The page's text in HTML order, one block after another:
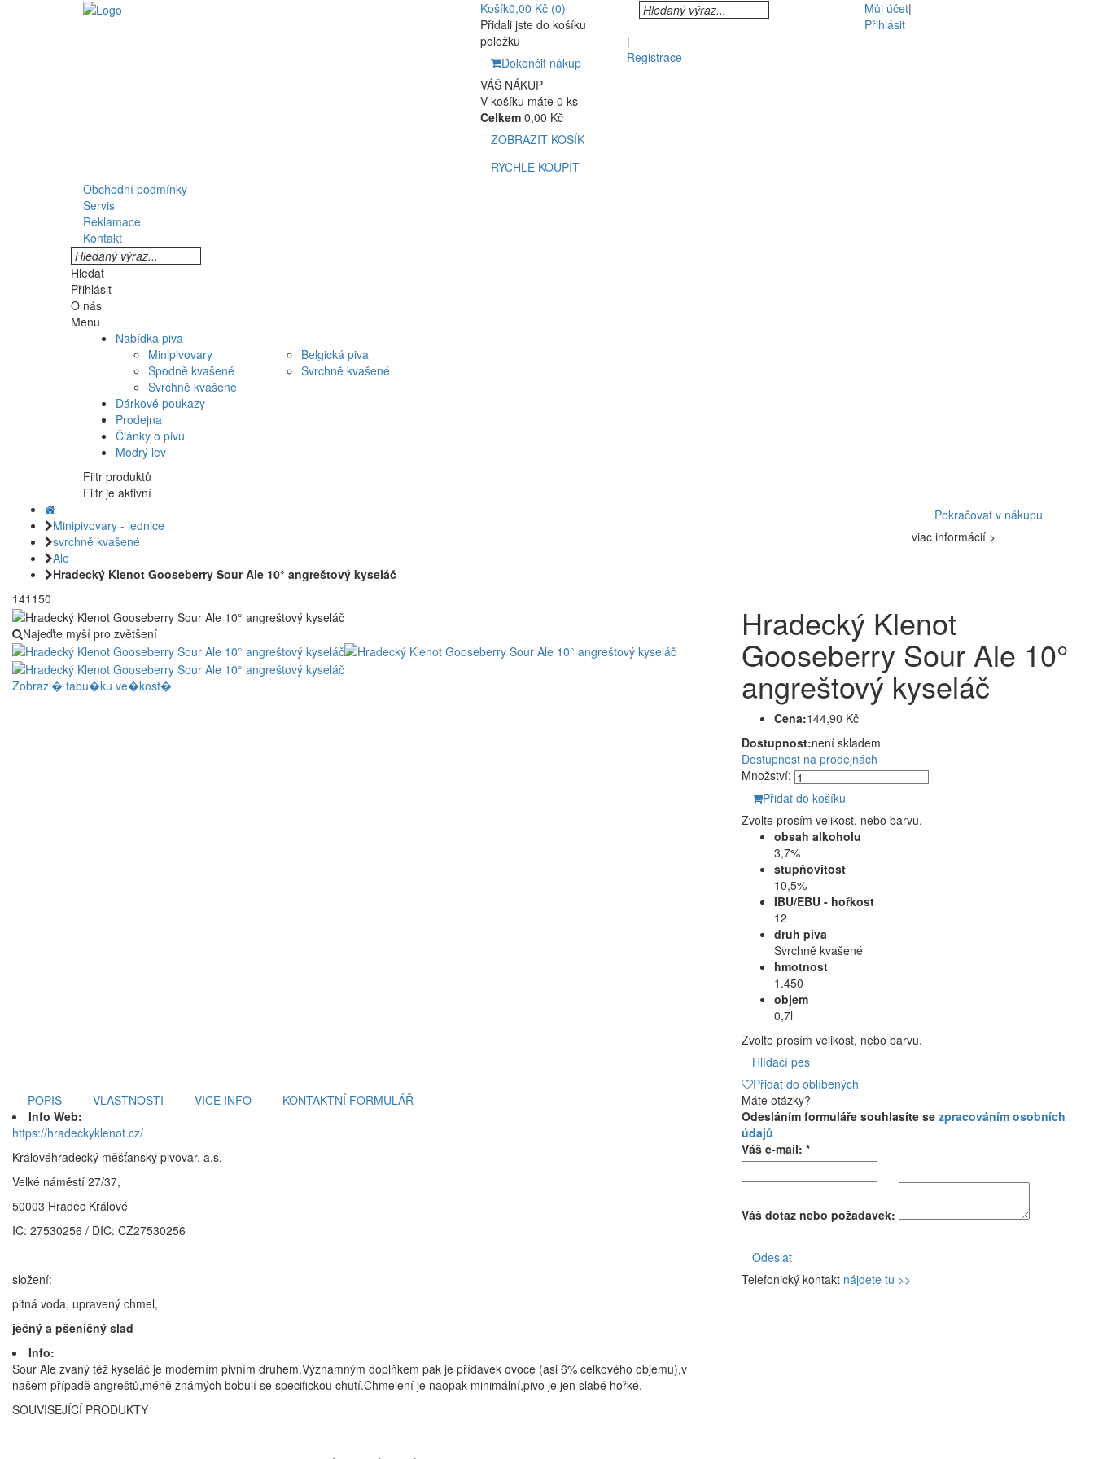
Košík0,00 Kč (0)
Přidali jste do košíku
položku
Dokončit nákup
VÁŠ NÁKUP
V košíku máte 0 ks
Celkem 0,00 Kč
ZOBRAZIT KOŠÍK
RYCHLE KOUPIT
Můj účet|
Přihlásit
|
Registrace
Obchodní podmínky
Servis
Reklamace
Kontakt
Hledat
Přihlásit
O nás
Menu
Nabídka piva
Minipivovary
Spodně kvašené
Svrchně kvašené
Belgická piva
Svrchně kvašené
Dárkové poukazy
Prodejna
Články o pivu
Modrý lev
Filtr produktů
Filtr je aktivní
Minipivovary - lednice
svrchně kvašené
Ale
Hradecký Klenot Gooseberry Sour Ale 10° angreštový kyseláč
Pokračovat v nákupu
141150
Najeďte myší pro zvětšení
Zobrazi� tabu�ku ve�kost�
Hradecký Klenot
Gooseberry Sour Ale 10°
angreštový kyseláč
Cena:144,90 Kč
Dostupnost:není skladem
Dostupnost na prodejnách
Množství:
Přidat do košíku
Zvolte prosím velikost, nebo barvu.
obsah alkoholu
3,7%
stupňovitost
10,5%
IBU/EBU - hořkost
12
druh piva
Svrchně kvašené
hmotnost
1.450
objem
0,7l
Zvolte prosím velikost, nebo barvu.
Hlídací pes
Přidat do oblíbených
POPIS
VLASTNOSTI VICE INFO
KONTAKTNÍ FORMULÁŘ
Info Web:
https://hradeckyklenot.cz/
Královéhradecký měšťanský pivovar, a.s.
Velké náměstí 27/37,
50003 Hradec Králové
IČ: 27530256 / DIČ: CZ27530256
složení:
pitná voda, upravený chmel,
ječný a pšeničný slad
Info:
Sour Ale zvaný též kyseláč je moderním pivním druhem.Významným doplňkem pak je přídavek ovoce (asi 6% celkového objemu),v
našem případě angreštů,méně známých bobulí se specifickou chutí.Chmelení je naopak minimální,pivo je jen slabě hořké.
viac informácií >
Máte otázky?
Odesláním formuláře souhlasíte se zpracováním osobních
údajů
Váš e-mail: *
Váš dotaz nebo požadavek:
Odeslat
Telefonický kontakt nájdete tu >>
SOUVISEJÍCÍ PRODUKTY